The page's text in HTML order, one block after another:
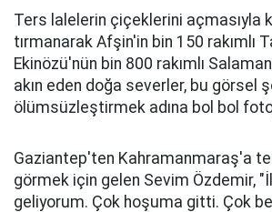
Ters lalelerin çiçeklerini açmasıyla
tırmanarak Afşin'in bin 150 rakımlı
Ekinözü'nün bin 800 rakımlı
akın eden doğa severler, bu görsel
ölümsüzleştirmek adına bol bol
Gaziantep'ten Kahramanmaraş'a
görmek için gelen Sevim Özdemir,
geliyorum. Çok hoşuma gitti. Çok